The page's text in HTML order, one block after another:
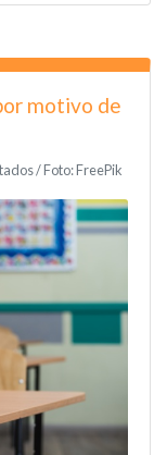
motivo de
/ Foto: FreePik